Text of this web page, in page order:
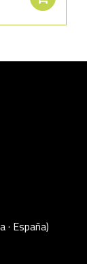
· España)